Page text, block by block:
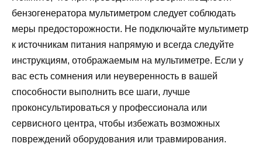
бензогенератора мультиметром следует соблюдать
меры предосторожности. Не подключайте мультиметр
к источникам питания напрямую и всегда следуйте
инструкциям, отображаемым на мультиметре. Если у
вас есть сомнения или неуверенность в вашей
способности выполнить все шаги, лучше
проконсультироваться у профессионала или
сервисного центра, чтобы избежать возможных
повреждений оборудования или травмирования.